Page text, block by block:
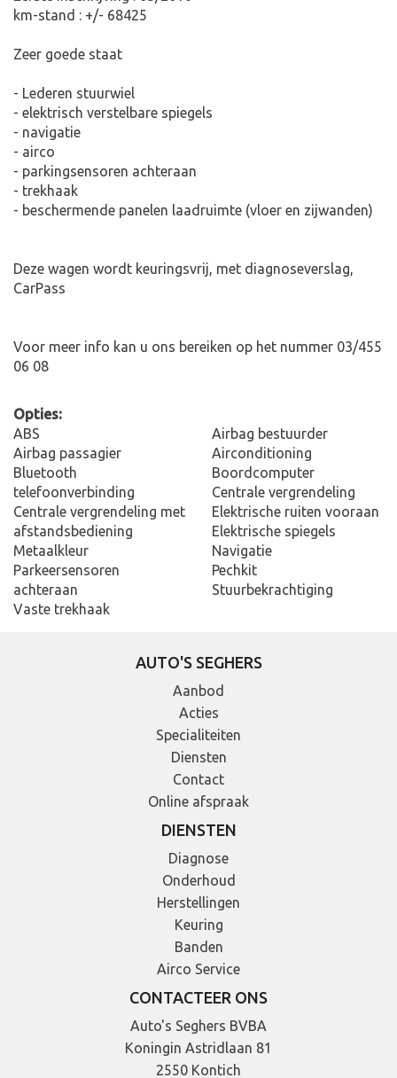
km-stand : +/- 68425
Zeer goede staat
- Lederen stuurwiel
- elektrisch verstelbare spiegels
- navigatie
- airco
- parkingsensoren achteraan
- trekhaak
- beschermende panelen laadruimte (vloer en zijwanden)
Deze wagen wordt keuringsvrij, met diagnoseverslag,
CarPass
Voor meer info kan u ons bereiken op het nummer 03/455
06 08
Opties:
ABS
Airbag bestuurder
Airbag passagier
Airconditioning
Bluetooth
telefoonverbinding
Boordcomputer
Centrale vergrendeling
Centrale vergrendeling met
afstandsbediening
Elektrische ruiten vooraan
Elektrische spiegels
Metaalkleur
Navigatie
Parkeersensoren
achteraan
Pechkit
Stuurbekrachtiging
Vaste trekhaak
AUTO'S SEGHERS
Aanbod
Acties
Specialiteiten
Diensten
Contact
Online afspraak
DIENSTEN
Diagnose
Onderhoud
Herstellingen
Keuring
Banden
Airco Service
CONTACTEER ONS
Auto's Seghers BVBA
Koningin Astridlaan 81
2550 Kontich